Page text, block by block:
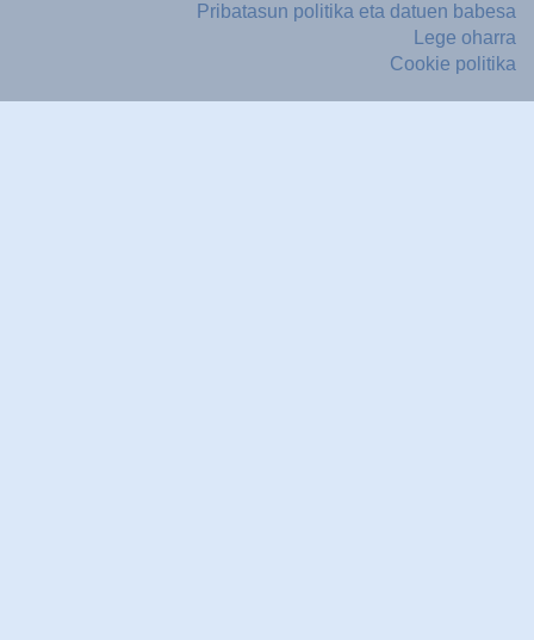
Pribatasun politika eta datuen babesa
Lege oharra
Cookie politika